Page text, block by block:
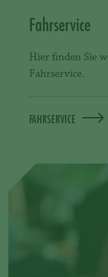
Fahrservice
Hier finden Sie
Fahrservice.
FAHRSERVICE